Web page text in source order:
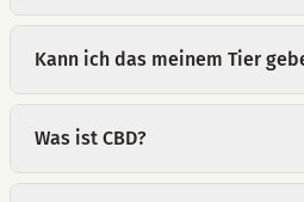
Kann ich das meinem Tier
Was ist CBD?